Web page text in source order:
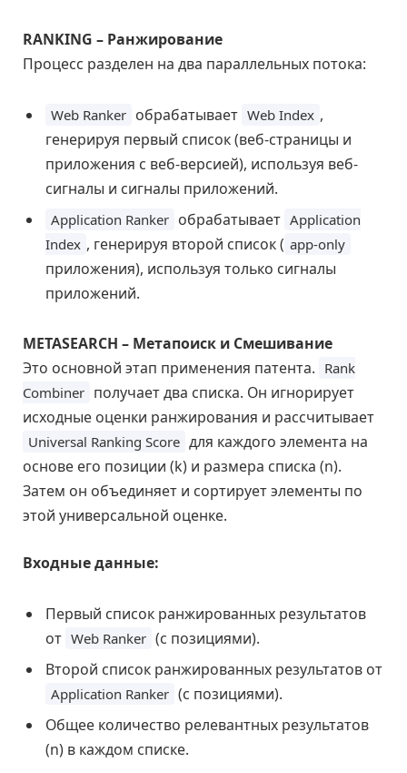
RANKING – Ранжирование
Процесс разделен на два параллельных потока:
Web Ranker обрабатывает Web Index ,
генерируя первый список (веб-страницы и
приложения с веб-версией), используя веб-
сигналы и сигналы приложений.
Application Ranker обрабатывает Application
Index , генерируя второй список ( app-only
приложения), используя только сигналы
приложений.
METASEARCH – Метапоиск и Смешивание
Это основной этап применения патента. Rank
Combiner получает два списка. Он игнорирует
исходные оценки ранжирования и рассчитывает
Universal Ranking Score для каждого элемента на
основе его позиции (k) и размера списка (n).
Затем он объединяет и сортирует элементы по
этой универсальной оценке.
Входные данные:
Первый список ранжированных результатов
от Web Ranker (с позициями).
Второй список ранжированных результатов от
Application Ranker (с позициями).
Общее количество релевантных результатов
(n) в каждом списке.